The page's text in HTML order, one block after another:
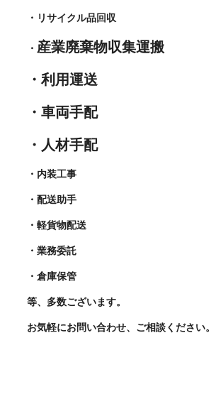
・リサイクル品回収
・ 産業廃棄物収集運搬
・利用運送
・車両手配
・人材手配
・内装工事
・配送助手
・軽貨物配送
・業務委託
・倉庫保管
等、多数ございます。
お気軽にお問い合わせ、ご相談ください。